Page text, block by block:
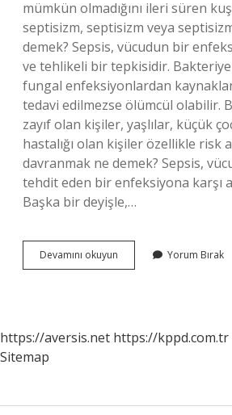
mümkün olmadığını ileri süren
septisizm, septisizm veya
demek? Sepsis, vücudun bir
ve tehlikeli bir tepkisidir.
fungal enfeksiyonlardan
tedavi edilmezse ölümcül olabilir.
zayıf olan kişiler, yaşlılar, küçük
hastalığı olan kişiler özellikle risk
davranmak ne demek? Sepsis,
tehdit eden bir enfeksiyona karşı
Başka bir deyişle,…
Devamını okuyun Septiklik
Ne
Yorum Bırak
https://aversis.net https://kppd.com.tr
Sitemap